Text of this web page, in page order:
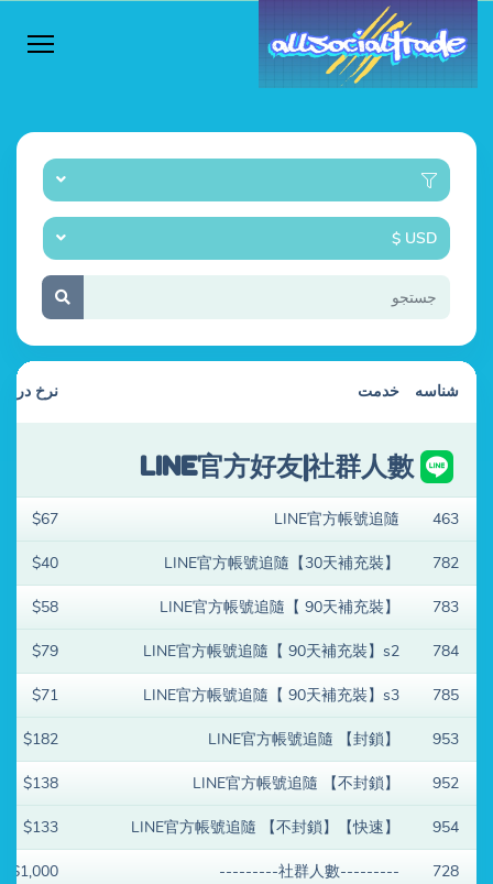
USD $
شناسه خدمت نرخ در 1000
LINE官方好友|社群人數
463
LINE官方帳號追隨
$67
782
LINE官方帳號追隨【30天補充裝】
$40
783
LINE官方帳號追隨【 90天補充裝】
$58
784
LINE官方帳號追隨【 90天補充裝】s2
$79
785
LINE官方帳號追隨【 90天補充裝】s3
$71
953
LINE官方帳號追隨 【封鎖】
$182
952
LINE官方帳號追隨 【不封鎖】
$138
954
LINE官方帳號追隨 【不封鎖】【快速】
$133
728
---------社群人數---------
$1,000